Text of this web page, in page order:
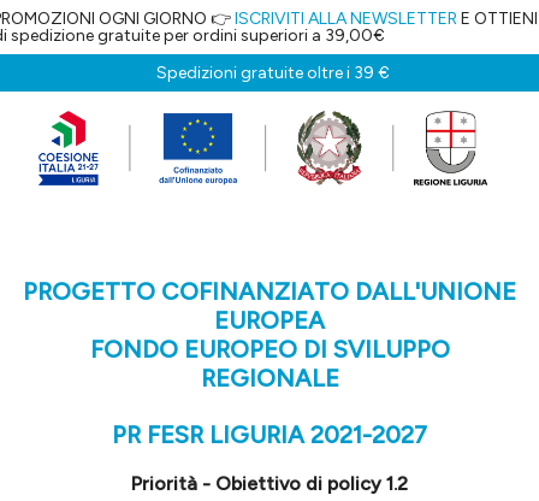
GIORNO 👉ISCRIVITI ALLA NEWSLETTERE OTTIENI IL 5% DI
per ordini superiori a 39,00€
Spedizioni gratuite oltre i 39 €
PROGETTO COFINANZIATO DALL'UNIONE
EUROPEA
FONDO EUROPEO DI SVILUPPO
REGIONALE
PR FESR LIGURIA 2021-2027
Priorità - Obiettivo di policy 1.2